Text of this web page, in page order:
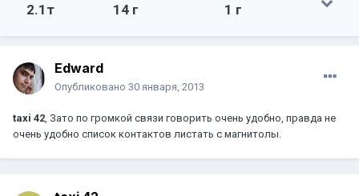
2.1т 14 г 1 г
Edward
Опубликовано 30 января, 2013
taxi 42, Зато по громкой связи говорить очень удобно, правда не
очень удобно список контактов листать с магнитолы.